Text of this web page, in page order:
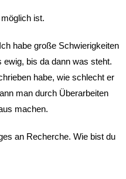
ist.
habe große Schwierigkeiten
bis da dann was steht.
habe, wie schlecht er
man durch Überarbeiten
machen.
an Recherche. Wie bist du